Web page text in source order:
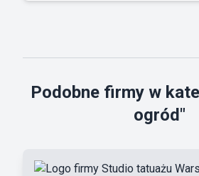
Podobne firmy w
ogród"